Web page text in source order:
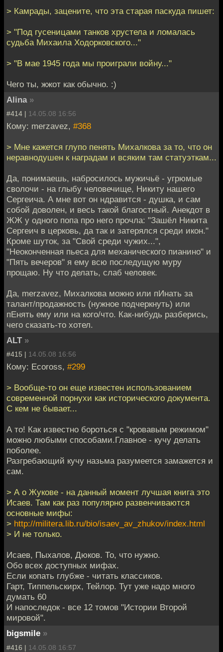
> Камрады, зацените, что эта старая паскуда пишет:
> "Под гусеницами танков хрустела и ломалась
судьба Михаила Ходорковского..."
> "В мае 1945 года мы проиграли войну..."
Чего ты, жжот как обычно. :)
Alina »
#414 | 14.05.08 16:56
Кому: merzavez, #368
> Мне кажется глупо пенять Михалкова за то, что он
неравнодушен к наградам и всяким там статуэткам...
Да, понимаешь, набросилось мужичьё - угрюмые
сволочи - на глыбу человечище, Никиту нашего
Сергеича. А мне вот он ндравится - душка, и сам
собой доволен, и весь такой благостный. Анекдот в
ЖЖ у одного попа про него прочла: "Зашёл Никита
Сергеич в церковь, да так и затерялся среди икон."
Кроме шуток, за "Свой среди чужих...",
"Неоконченная пьеса для механического пианино" и
"Пять вечеров" я ему всю последущую муру
прощаю. Ну что делать, слаб человек.
Да, merzavez, Михалкова можно или пИнать за
талант/продажность (нужное подчеркнуть) или
пЕнять ему или на кого/что. Как-нибудь разберись,
чего сказать-то хотел.
ALT »
#415 | 14.05.08 16:56
Кому: Ecoross, #299
> Вообще-то он еще известен использованием
современной порнухи как исторического документа.
С кем не бывает...
А то! Как известно бороться с "кровавым режимом"
можно любыми способами.Главное - кучу делать
поболее.
Разгребающий кучу назьма разумеется замажется и
сам.
> А о Жукове - на данный момент лучшая книга это
Исаев. Там как раз популярно развенчиваются
основные мифы:
> http://militera.lib.ru/bio/isaev_av_zhukov/index.html
> И не только.
Исаев, Пыхалов, Дюков. То, что нужно.
Обо всех доступных мифах.
Если копать глубже - читать классиков.
Гарт, Типпельскирх, Тейлор. Тут уже надо много
думать 60
И напоследок - все 12 томов "Истории Второй
мировой".
bigsmile »
#416 | 14.05.08 16:57